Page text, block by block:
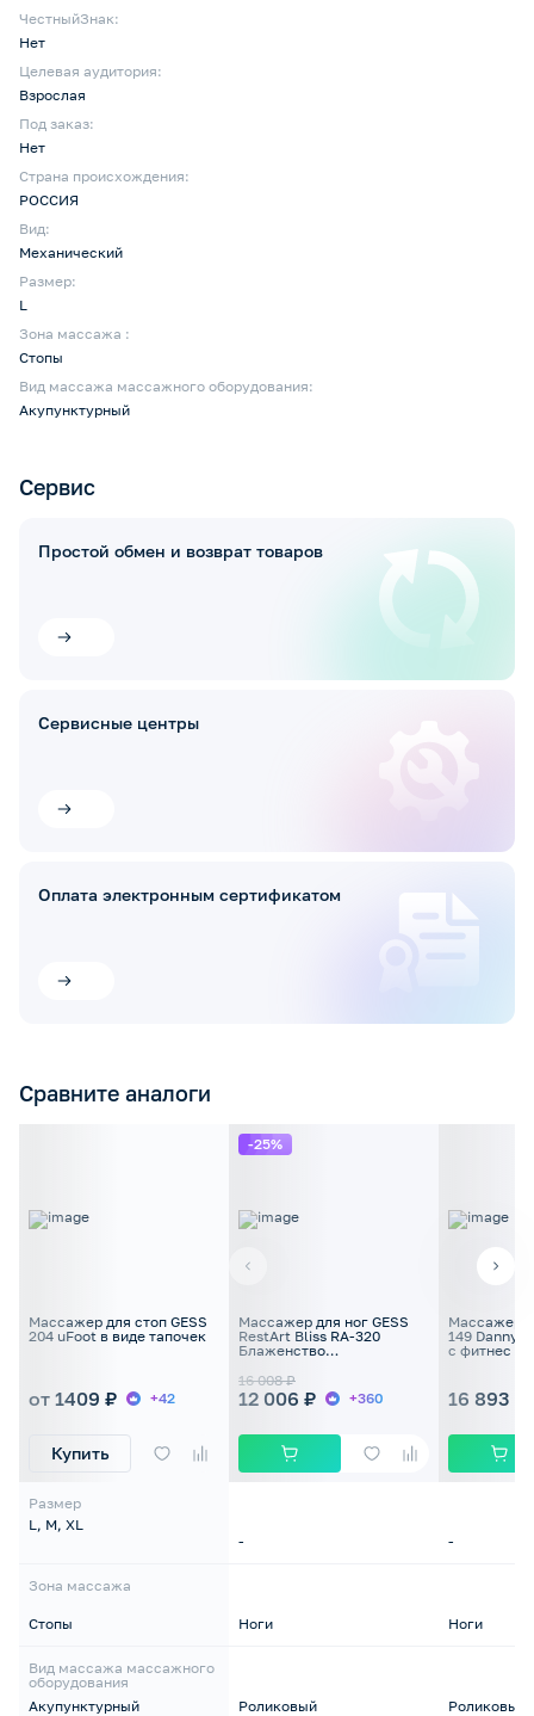
ЧестныйЗнак:
Нет
Целевая аудитория:
Взрослая
Под заказ:
Нет
Страна происхождения:
РОССИЯ
Вид:
Механический
Размер:
L
Зона массажа :
Стопы
Вид массажа массажного оборудования:
Акупунктурный
Сервис
Простой обмен и возврат товаров
Сервисные центры
Оплата электронным сертификатом
Сравните аналоги
Массажер для стоп GESS
204 uFoot в виде тапочек
от 1409 ₽ +42
Купить
Размер
L, M, XL
Зона массажа
Стопы
Вид массажа массажного
оборудования
Акупунктурный
-25%
Массажер для ног GESS
RestArt Bliss RA-320
Блаженство
расширенным
функционалом черный
12 006 ₽
16 008 ₽
+360
-
Ноги
Роликовый
Массажер
149 Danny
с фитнес
16 893 ₽
-
Ноги
Роликовый